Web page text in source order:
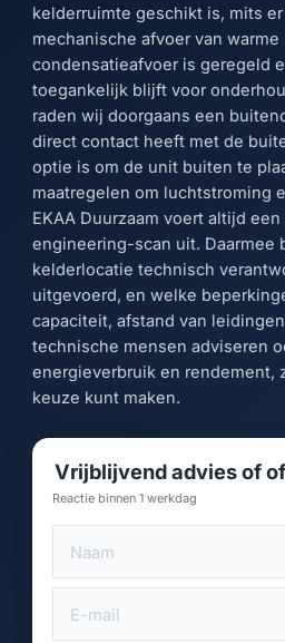
kelderruimte geschikt is, mits
mechanische afvoer van
condensatieafvoer is geregeld
toegankelijk blijft voor
raden wij doorgaans een
direct contact heeft met de
optie is om de unit buiten te
maatregelen om luchtstroming
EKAA Duurzaam voert altijd
engineering-scan uit. Daarmee
kelderlocatie technisch
uitgevoerd, en welke
capaciteit, afstand van
technische mensen adviseren
energieverbruik en rendement,
keuze kunt maken.
Vrijblijvend advies of
Reactie binnen 1 werkdag